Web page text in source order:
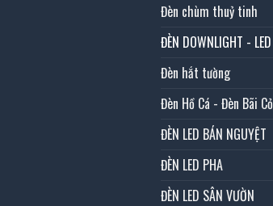
Đèn chùm thuỷ tinh
ĐÈN DOWNLIGHT - LED
Đèn hắt tường
Đèn Hồ Cá - Đèn Bãi Cỏ
ĐÈN LED BÁN NGUYỆT
ĐÈN LED PHA
ĐÈN LED SÂN VƯỜN